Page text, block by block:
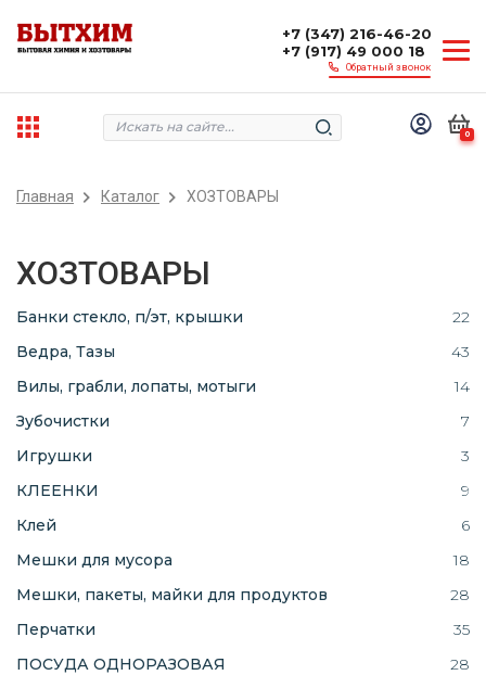
+7 (347) 216-46-20
+7 (917) 49 000 18
Обратный звонок
0
Главная Каталог ХОЗТОВАРЫ
ХОЗТОВАРЫ
Банки стекло, п/эт, крышки
22
Ведра, Тазы
43
Вилы, грабли, лопаты, мотыги
14
Зубочистки
7
Игрушки
3
КЛЕЕНКИ
9
Клей
6
Мешки для мусора
18
Мешки, пакеты, майки для продуктов
28
Перчатки
35
ПОСУДА ОДНОРАЗОВАЯ
28